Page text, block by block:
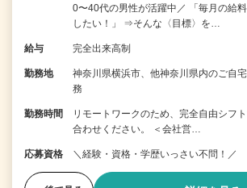
0〜40代の男性が活躍中／ 「毎月の給
したい！」 ⇒そんな〈目標〉を…
給与 完全出来高制
勤務地
神奈川県横浜市、他神奈川県内のご
務
勤務時間
リモートワークのため、完全自由シフ
合わせください。 ＜会社営…
応募資格 ＼経験・資格・学歴いっさい不問！／